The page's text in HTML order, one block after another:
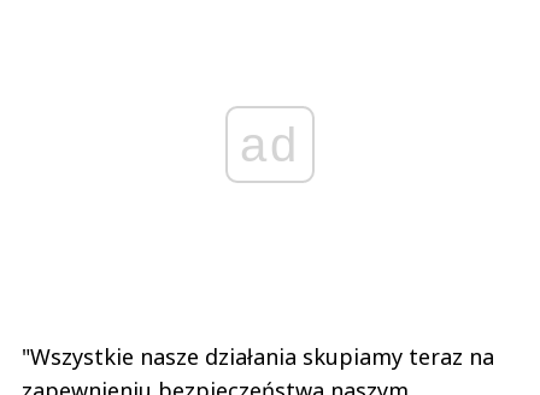
ad
"Wszystkie nasze działania skupiamy teraz na